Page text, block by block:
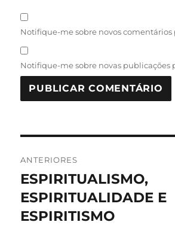
Notifique-me sobre novos comentários
Notifique-me sobre novas publicações
de
Post
ANTERIORES
Post
anterior:
ESPIRITUALISMO,
ESPIRITUALIDADE E
ESPIRITISMO